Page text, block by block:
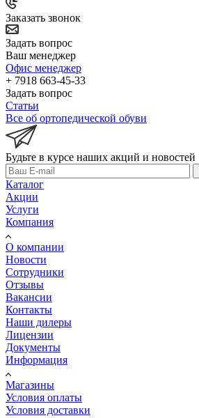
Заказать звонок
Задать вопрос
Ваш менеджер
Офис менеджер
+ 7918 663-45-33
Задать вопрос
Статьи
Все об ортопедической обуви
Будьте в курсе наших акций и новостей
Каталог
Акции
Услуги
Компания
О компании
Новости
Сотрудники
Отзывы
Вакансии
Контакты
Наши дилеры
Лицензии
Документы
Информация
Магазины
Условия оплаты
Условия доставки